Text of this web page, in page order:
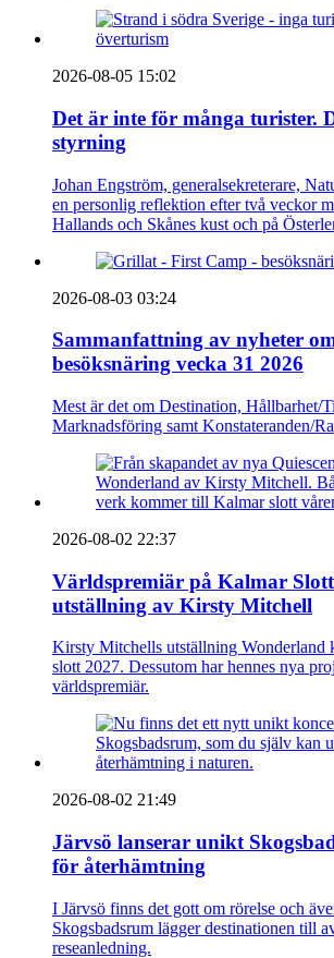
2026-08-05 15:02
Det är inte för många turister.
styrning
Johan Engström, generalsekreterare,
en personlig reflektion efter två veckor
Hallands och Skånes kust och på
2026-08-03 03:24
Sammanfattning av nyheter
besöksnäring vecka 31 2026
Mest är det om Destination, Hållbarhet/
Marknadsföring samt Konstateranden/
2026-08-02 22:37
Världspremiär på Kalmar
utställning av Kirsty Mitchell
Kirsty Mitchells utställning Wonderland
slott 2027. Dessutom har hennes nya
världspremiär.
2026-08-02 21:49
Järvsö lanserar unikt
för återhämtning
I Järvsö finns det gott om rörelse och
Skogsbadsrum lägger destinationen till
reseanledning.